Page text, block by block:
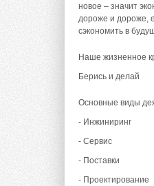
новое – значит
дороже и дороже,
сэкономить в
Наше жизненное
Берись и делай
Основные виды
- Инжиниринг
- Сервис
- Поставки
- Проектирование